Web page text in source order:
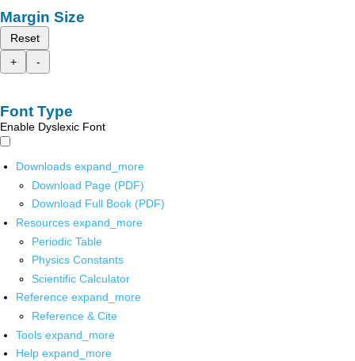
Margin Size
Reset
+
-
Font Type
Enable Dyslexic Font
Downloads expand_more
Download Page (PDF)
Download Full Book (PDF)
Resources expand_more
Periodic Table
Physics Constants
Scientific Calculator
Reference expand_more
Reference & Cite
Tools expand_more
Help expand_more